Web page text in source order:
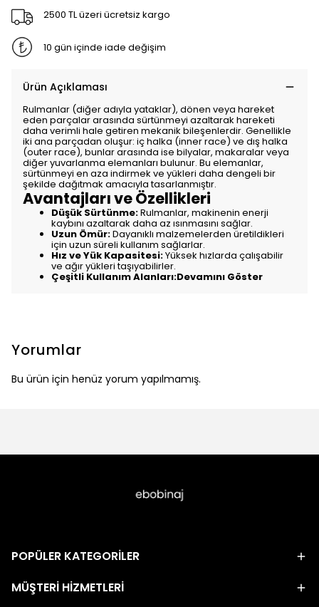
2500 TL üzeri ücretsiz kargo
10 gün içinde iade değişim
Ürün Açıklaması
Rulmanlar (diğer adıyla yataklar), dönen veya hareket
eden parçalar arasında sürtünmeyi azaltarak hareketi
daha verimli hale getiren mekanik bileşenlerdir. Genellikle
iki ana parçadan oluşur: iç halka (inner race) ve dış halka
(outer race), bunlar arasında ise bilyalar, makaralar veya
diğer yuvarlanma elemanları bulunur. Bu elemanlar,
sürtünmeyi en aza indirmek ve yükleri daha dengeli bir
şekilde dağıtmak amacıyla tasarlanmıştır.
Avantajları ve Özellikleri
Düşük Sürtünme:Rulmanlar, makinenin enerji
kaybını azaltarak daha az ısınmasını sağlar.
Uzun Ömür:Dayanıklı malzemelerden üretildikleri
için uzun süreli kullanım sağlarlar.
Hız ve Yük Kapasitesi:Yüksek hızlarda çalışabilir
ve ağır yükleri taşıyabilirler.
Çeşitli Kullanım Alanları:Devamını Göster
Yorumlar
Bu ürün için henüz yorum yapılmamış.
POPÜLER KATEGORİLER
MÜŞTERİ HİZMETLERİ